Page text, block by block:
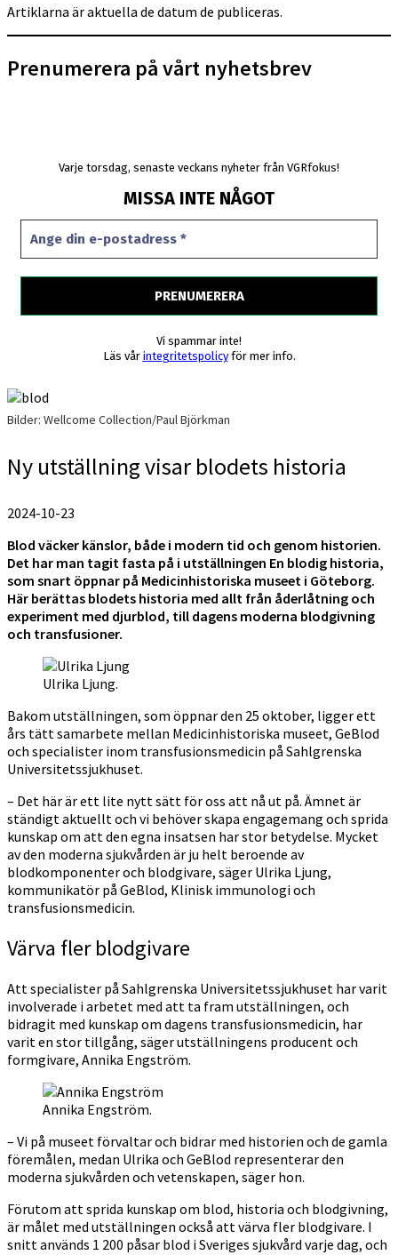
Artiklarna är aktuella de datum de publiceras.
Prenumerera på vårt nyhetsbrev
Varje torsdag, senaste veckans nyheter från VGRfokus!
MISSA INTE NÅGOT
Vi spammar inte!
Läs vår integritetspolicyför mer info.
Bilder: Wellcome Collection/Paul Björkman
Ny utställning visar blodets historia
2024-10-23
Blod väcker känslor, både i modern tid och genom historien.
Det har man tagit fasta på i utställningen En blodig historia,
som snart öppnar på Medicinhistoriska museet i Göteborg.
Här berättas blodets historia med allt från åderlåtning och
experiment med djurblod, till dagens moderna blodgivning
och transfusioner.
Ulrika Ljung.
Bakom utställningen, som öppnar den 25 oktober, ligger ett
års tätt samarbete mellan Medicinhistoriska museet, GeBlod
och specialister inom transfusionsmedicin på Sahlgrenska
Universitetssjukhuset.
– Det här är ett lite nytt sätt för oss att nå ut på. Ämnet är
ständigt aktuellt och vi behöver skapa engagemang och sprida
kunskap om att den egna insatsen har stor betydelse. Mycket
av den moderna sjukvården är ju helt beroende av
blodkomponenter och blodgivare, säger Ulrika Ljung,
kommunikatör på GeBlod, Klinisk immunologi och
transfusionsmedicin.
Värva fler blodgivare
Att specialister på Sahlgrenska Universitetssjukhuset har varit
involverade i arbetet med att ta fram utställningen, och
bidragit med kunskap om dagens transfusionsmedicin, har
varit en stor tillgång, säger utställningens producent och
formgivare, Annika Engström.
Annika Engström.
– Vi på museet förvaltar och bidrar med historien och de gamla
föremålen, medan Ulrika och GeBlod representerar den
moderna sjukvården och vetenskapen, säger hon.
Förutom att sprida kunskap om blod, historia och blodgivning,
är målet med utställningen också att värva fler blodgivare. I
snitt används 1 200 påsar blod i Sveriges sjukvård varje dag, och